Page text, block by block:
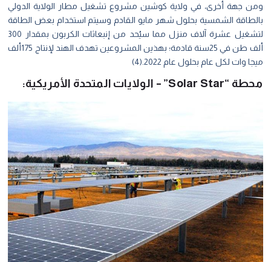
ومن جهة أخرى، في ولاية كوشين مشروع تشغيل مطار الولاية الدولي
بالطاقة الشمسية بحلول شهر مايو القادم وسيتم استخدام بعض الطاقة
لتشغيل عشرة آلاف منزل مما سيُحد من إنبعاثات الكربون بمقدار 300
ألف طن في 25سنة قادمة؛ بهذين المشروعين تهدف الهند لإنتاج 175ألف
ميجا وات لكل عام بحلول عام 2022.(4)
محطة “Solar Star” – الولايات المتحدة الأمريكية: